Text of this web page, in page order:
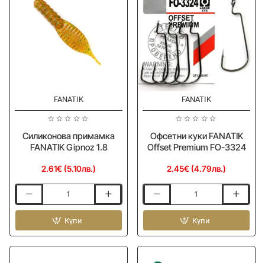
FANATIK
Силиконова примамка
FANATIK Gipnoz 1.8
2.61€ (5.10лв.)
примамка
Gipnoz
1.8
Купи
FANATIK
Офсетни куки FANATIK
Offset Premium FO-3324
2.45€ (4.79лв.)
куки
Offset
Premium
Купи